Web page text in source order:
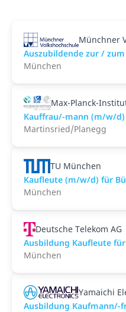
Münchner
Auszubildende zur /
München
Max-Planck-
Kauffrau/-mann (m/w/
Martinsried/Planegg
TU München
Kaufleute (m/w/d) für
München
Deutsche Telekom AG
Ausbildung Kaufleute
München
Yamaichi
Ausbildung Kaufmann/-